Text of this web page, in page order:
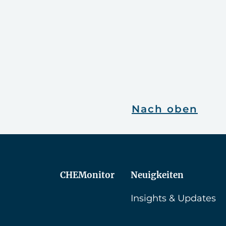
Nach oben
CHEMonitor Neuigkeiten
Insights & Updates